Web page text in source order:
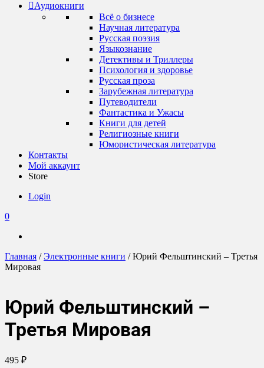
Аудиокниги
Всё о бизнесе
Научная литература
Русская поэзия
Языкознание
Детективы и Триллеры
Психология и здоровье
Русская проза
Зарубежная литература
Путеводители
Фантастика и Ужасы
Книги для детей
Религиозные книги
Юмористическая литература
Контакты
Мой аккаунт
Store
Login
0
Главная / Электронные книги / Юрий Фельштинский – Третья
Мировая
Юрий Фельштинский –
Третья Мировая
495 ₽